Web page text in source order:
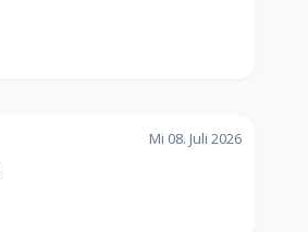
Mi 08. Juli 2026